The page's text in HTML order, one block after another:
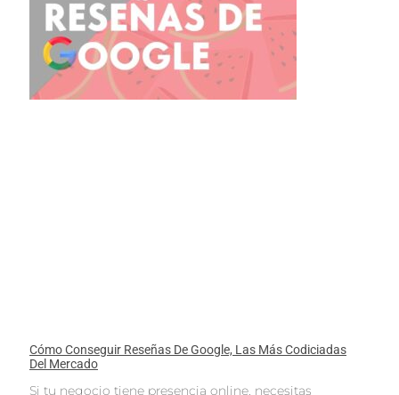
Cómo Conseguir Reseñas De Google, Las Más Codiciadas
Del Mercado
Si tu negocio tiene presencia online, necesitas